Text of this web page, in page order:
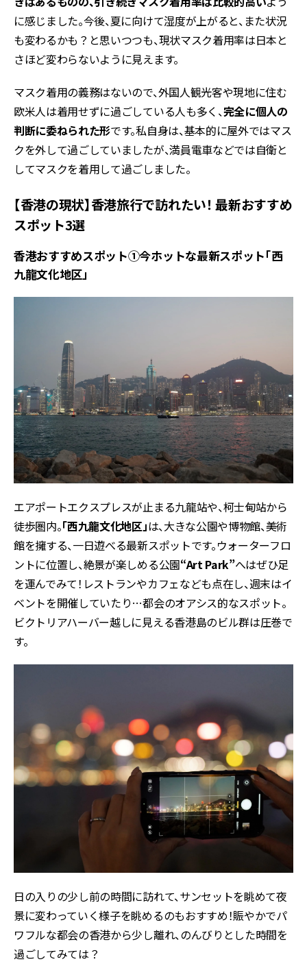
に感じました。今後、夏に向けて湿度が上がると、また状況
も変わるかも？と思いつつも、現状マスク着用率は日本と
さほど変わらないように見えます。
マスク着用の義務はないので、外国人観光客や現地に住む
欧米人は着用せずに過ごしている人も多く、完全に個人の
判断に委ねられた形です。私自身は、基本的に屋外ではマス
クを外して過ごしていましたが、満員電車などでは自衛と
してマスクを着用して過ごしました。
【香港の現状】香港旅行で訪れたい！ 最新おすすめ
スポット3選
香港おすすめスポット①今ホットな最新スポット「西
九龍文化地区」
エアポートエクスプレスが止まる九龍站や、柯士甸站から
徒歩圏内。「西九龍文化地区」は、大きな公園や博物館、美術
館を擁する、一日遊べる最新スポットです。ウォーターフロ
ントに位置し、絶景が楽しめる公園“Art Park”へはぜひ足
を運んでみて！レストランやカフェなども点在し、週末はイ
ベントを開催していたり…都会のオアシス的なスポット。
ビクトリアハーバー越しに見える香港島のビル群は圧巻で
す。
日の入りの少し前の時間に訪れて、サンセットを眺めて夜
景に変わっていく様子を眺めるのもおすすめ！賑やかでパ
ワフルな都会の香港から少し離れ、のんびりとした時間を
過ごしてみては？